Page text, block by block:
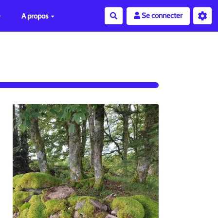
A propos RechercherSe connecter